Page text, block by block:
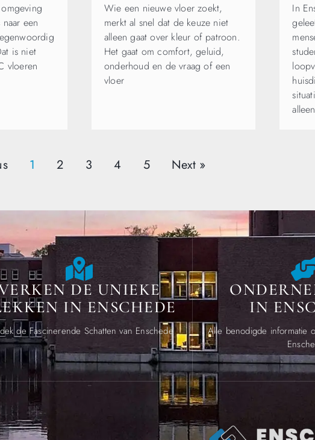
een
is niet
vloeren
Wie een nieuwe vloer zoekt,
merkt al snel dat de keuze niet
alleen gaat over kleur of patroon.
Het gaat om comfort, geluid,
onderhoud en de vraag of een
vloer
In
1 2 3 4 5 Next »
DE UNIEKE
IN ENSCHEDE
de Fascinerende Schatten van Enschede
IN
Alle benodigde informatie